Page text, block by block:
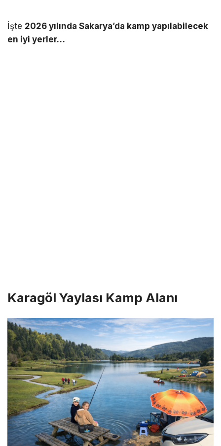
İşte 2026 yılında Sakarya’da kamp yapılabilecek
en iyi yerler…
Karagöl Yaylası Kamp Alanı